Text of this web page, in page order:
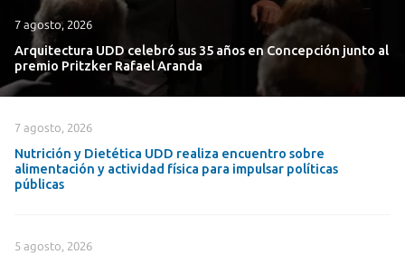
7 agosto, 2026
Arquitectura UDD celebró sus 35 años en Concepción junto al
premio Pritzker Rafael Aranda
7 agosto, 2026
Nutrición y Dietética UDD realiza encuentro sobre
alimentación y actividad física para impulsar políticas
públicas
5 agosto, 2026